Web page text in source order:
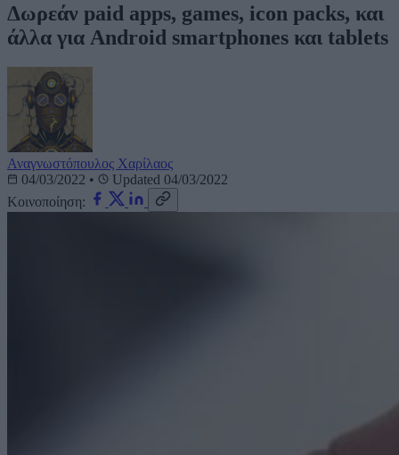
Δωρεάν paid apps, games, icon packs, και
άλλα για Android smartphones και tablets
Αναγνωστόπουλος Χαρίλαος
04/03/2022 •
Updated 04/03/2022
Κοινοποίηση: